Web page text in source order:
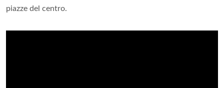
piazze del centro.